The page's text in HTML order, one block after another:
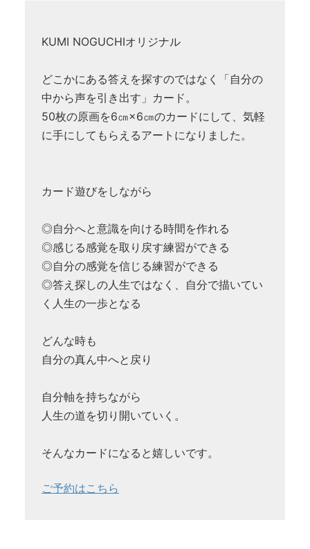
KUMI NOGUCHIオリジナル
どこかにある答えを探すのではなく「自分の
中から声を引き出す」カード。
50枚の原画を6㎝×6㎝のカードにして、気軽
に手にしてもらえるアートになりました。
カード遊びをしながら
◎自分へと意識を向ける時間を作れる
◎感じる感覚を取り戻す練習ができる
◎自分の感覚を信じる練習ができる
◎答え探しの人生ではなく、自分で描いてい
く人生の一歩となる
どんな時も
自分の真ん中へと戻り
自分軸を持ちながら
人生の道を切り開いていく。
そんなカードになると嬉しいです。
ご予約はこちら